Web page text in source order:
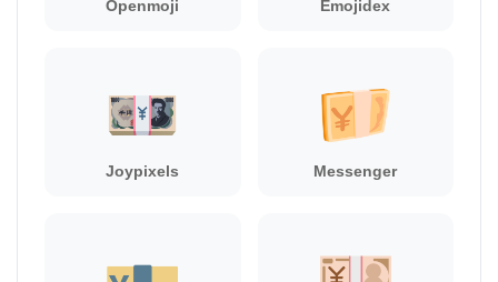
Openmoji Emojidex
Joypixels Messenger